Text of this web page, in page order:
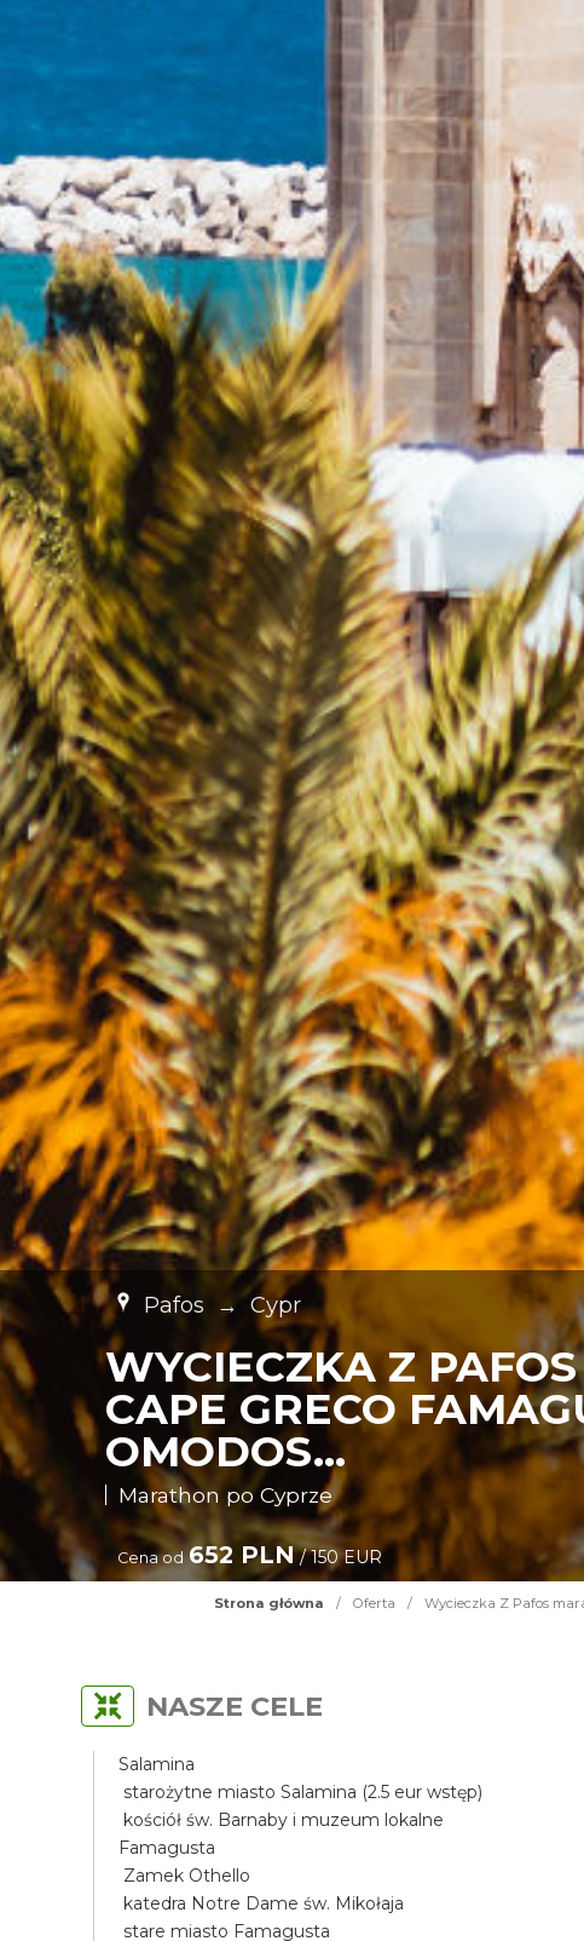
Pafos → Cypr
WYCIECZKA Z
CAPE GRECO
OMODOS...
Marathon po Cyprze
Cena od 652 PLN/ 150 EUR
Strona główna / Oferta / Wycieczka Z Pafos
NASZE CELE
Salamina
starożytne miasto Salamina (2.5 eur wstęp)
kościół św. Barnaby i muzeum lokalne
Famagusta
Zamek Othello
katedra Notre Dame św. Mikołaja
stare miasto Famagusta